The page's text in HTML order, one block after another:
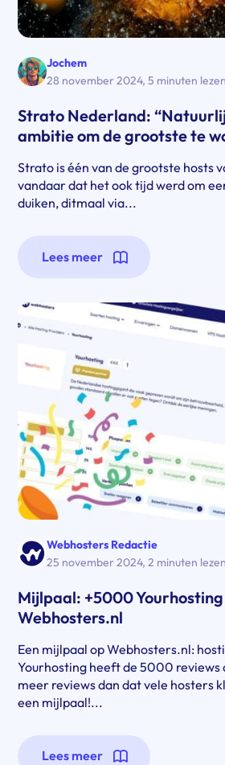
Jochem
28 november 2024,5 minuten lezen
Strato Nederland:
ambitie om de grootste te
Strato is één van de grootste hosts
vandaar dat het ook tijd werd om
duiken, ditmaal via...
Lees meer
Webhosters Redactie
25 november 2024,2 minuten lezen
Mijlpaal: +5000
Webhosters.nl
Een mijlpaal op Webhosters.nl:
Yourhosting heeft de 5000 reviews
meer reviews dan dat vele hosters
een mijlpaal!...
Lees meer